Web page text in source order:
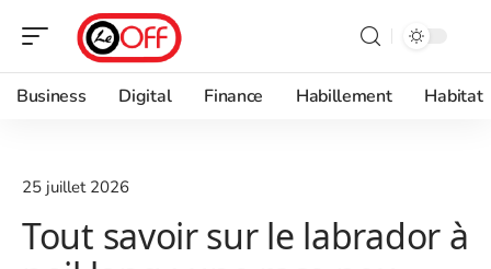
Business Digital Finance Habillement Habitat
25 juillet 2026
Tout savoir sur le labrador à